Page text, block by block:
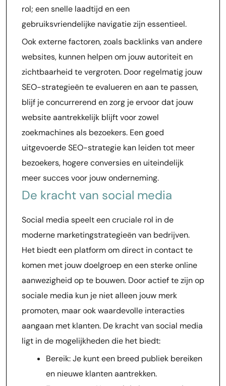
rol; een snelle laadtijd en een
gebruiksvriendelijke navigatie zijn essentieel.
Ook externe factoren, zoals backlinks van andere
websites, kunnen helpen om jouw autoriteit en
zichtbaarheid te vergroten. Door regelmatig jouw
SEO-strategieën te evalueren en aan te passen,
blijf je concurrerend en zorg je ervoor dat jouw
website aantrekkelijk blijft voor zowel
zoekmachines als bezoekers. Een goed
uitgevoerde SEO-strategie kan leiden tot meer
bezoekers, hogere conversies en uiteindelijk
meer succes voor jouw onderneming.
De kracht van social media
Social media speelt een cruciale rol in de
moderne marketingstrategieën van bedrijven.
Het biedt een platform om direct in contact te
komen met jouw doelgroep en een sterke online
aanwezigheid op te bouwen. Door actief te zijn op
sociale media kun je niet alleen jouw merk
promoten, maar ook waardevolle interacties
aangaan met klanten. De kracht van social media
ligt in de mogelijkheden die het biedt:
Bereik: Je kunt een breed publiek bereiken
en nieuwe klanten aantrekken.